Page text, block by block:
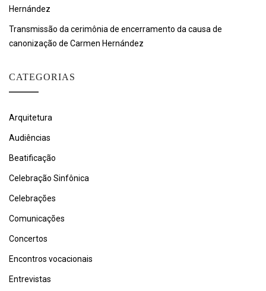
Hernández
Transmissão da cerimônia de encerramento da causa de
canonização de Carmen Hernández
CATEGORIAS
Arquitetura
Audiências
Beatificação
Celebração Sinfônica
Celebrações
Comunicações
Concertos
Encontros vocacionais
Entrevistas